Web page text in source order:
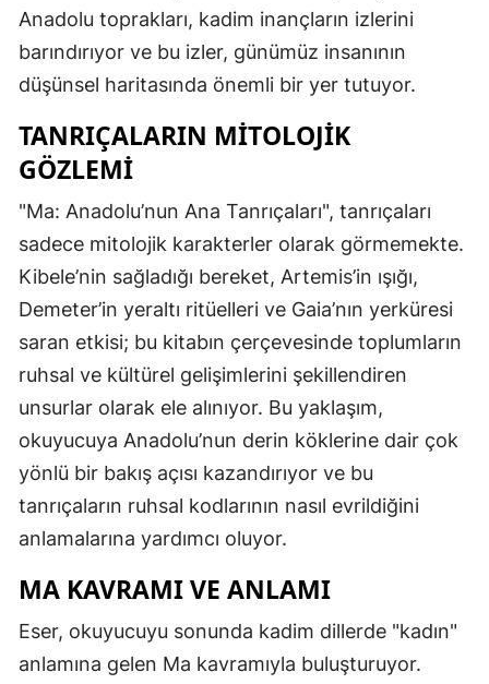
Anadolu toprakları, kadim inançların izlerini
barındırıyor ve bu izler, günümüz insanının
düşünsel haritasında önemli bir yer tutuyor.
TANRIÇALARIN MITOLOJIK
GÖZLEMI
"Ma: Anadolu’nun Ana Tanrıçaları", tanrıçaları
sadece mitolojik karakterler olarak görmemekte.
Kibele’nin sağladığı bereket, Artemis’in ışığı,
Demeter’in yeraltı ritüelleri ve Gaia’nın yerküresi
saran etkisi; bu kitabın çerçevesinde toplumların
ruhsal ve kültürel gelişimlerini şekillendiren
unsurlar olarak ele alınıyor. Bu yaklaşım,
okuyucuya Anadolu’nun derin köklerine dair çok
yönlü bir bakış açısı kazandırıyor ve bu
tanrıçaların ruhsal kodlarının nasıl evrildiğini
anlamalarına yardımcı oluyor.
MA KAVRAMI VE ANLAMI
Eser, okuyucuyu sonunda kadim dillerde "kadın"
anlamına gelen Ma kavramıyla buluşturuyor.